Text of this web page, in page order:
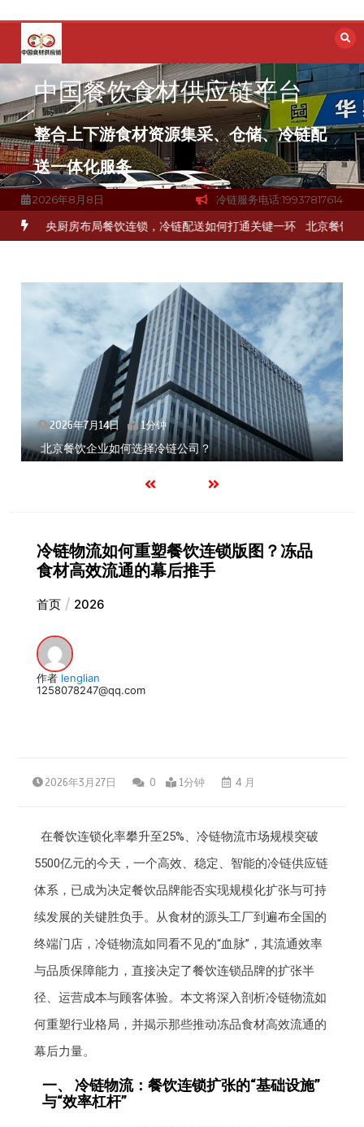
容
中国餐饮食材供应链平台
整合上下游食材资源集采、仓储、冷链配
送一体化服务
2026年8月8日 冷链服务电话:19937817614
品食材流通难题？ 杭州中央厨房布局餐饮连锁，冷链配送如何打通关
2026年7月14日 1分钟
北京餐饮企业如何选择冷链公司？
冷链物流如何重塑餐饮连锁版图？冻品
食材高效流通的幕后推手
首页 2026
作者 lenglian
1258078247@qq.com
2026年3月27日 0 1分钟 4 月
在餐饮连锁化率攀升至25%、冷链物流市场规模突破
5500亿元的今天，一个高效、稳定、智能的冷链供应链
体系，已成为决定餐饮品牌能否实现规模化扩张与可持
续发展的关键胜负手。从食材的源头工厂到遍布全国的
终端门店，冷链物流如同看不见的“血脉”，其流通效率
与品质保障能力，直接决定了餐饮连锁品牌的扩张半
径、运营成本与顾客体验。本文将深入剖析冷链物流如
何重塑行业格局，并揭示那些推动冻品食材高效流通的
幕后力量。
一、 冷链物流：餐饮连锁扩张的“基础设施”
与“效率杠杆”